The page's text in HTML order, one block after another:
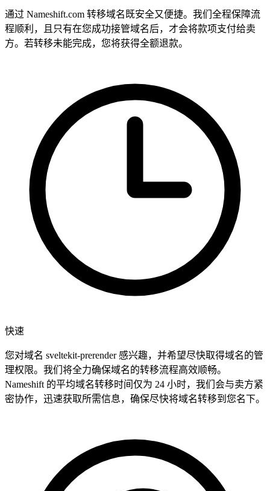
通过 Nameshift.com 转移域名既安全又便捷。我们全程保障流
程顺利，且只有在您成功接管域名后，才会将款项支付给卖
方。若转移未能完成，您将获得全额退款。
快速
您对域名 sveltekit-prerender 感兴趣，并希望尽快取得域名的管
理权限。我们将全力确保域名的转移流程高效顺畅。
Nameshift 的平均域名转移时间仅为 24 小时，我们会与卖方紧
密协作，迅速获取所需信息，确保尽快将域名转移到您名下。